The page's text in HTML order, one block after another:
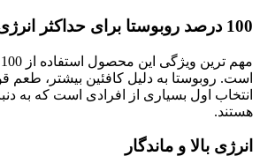
100 درصد روبوستا برای حداکثر انرژی و تمرکز
است. روبوستا به دلیل کافئین بیشتر، طعم
انتخاب اول بسیاری از افرادی است که به
هستند.
انرژی بالا و ماندگار